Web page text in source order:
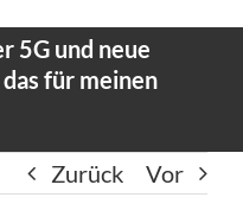
5G und neue
für meinen
Zurück Vor